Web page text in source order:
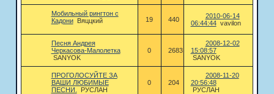
Мобильный рингтон с
Кадони
Вяццкий 19 440
2010-06-14
06:44:44 vavilon
Песня Андрея
Черкасова-Малолетка
SANYOK
0 2683
2008-12-02
15:08:57
SANYOK
ПРОГОЛОСУЙТЕ ЗА
ВАШИ ЛЮБИМЫЕ
ПЕСНИ.
РУСЛАН
0 204
2008-11-20
20:56:48
РУСЛАН